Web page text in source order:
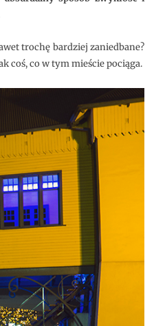
trochę bardziej zaniedbane?
coś, co w tym mieście pociąga.